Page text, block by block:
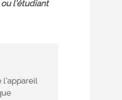
l’étudiant